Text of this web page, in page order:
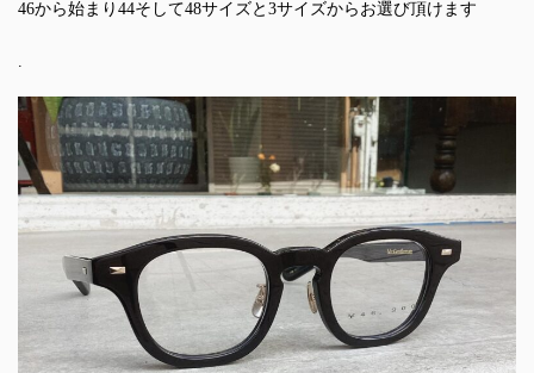
46から始まり44そして48サイズと3サイズからお選び頂けます
.